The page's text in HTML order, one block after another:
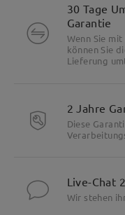
30 Tage
Garantie
Wenn Sie
können Sie
Lieferung
2 Jahre
Diese
Live-Chat
Wir stehen